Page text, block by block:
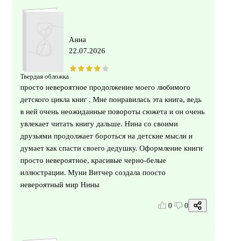
Твердая обложка
Анна
22.07.2026
просто невероятное продолжение моего любимого
детского цикла книг . Мне понравилась эта книга, ведь
в ней очень неожиданные повороты сюжета и он очень
увлекает читать книгу дальше. Нина со своими
друзьями продолжает бороться на детские мысли и
думает как спасти своего дедушку. Оформление книги
просто невероятное, красивые черно-белые
иллюстрации. Муни Витчер создала поосто
невероятный мир Нины
0 0